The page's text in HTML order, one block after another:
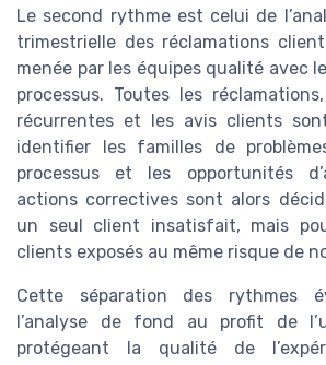
Le second rythme est celui de
trimestrielle des réclamations
menée par les équipes qualité avec
processus. Toutes les
récurrentes et les avis clients
identifier les familles de
processus et les opportunités
actions correctives sont alors
un seul client insatisfait, mais
clients exposés au même risque de
Cette séparation des rythmes
l’analyse de fond au profit de
protégeant la qualité de